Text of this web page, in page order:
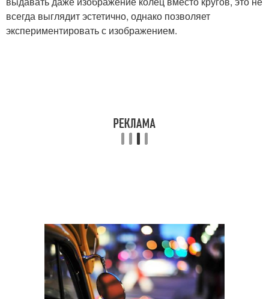
всегда выглядит эстетично, однако позволяет
экспериментировать с изображением.